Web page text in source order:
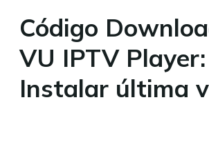
Código
VU IPTV Player:
Instalar última